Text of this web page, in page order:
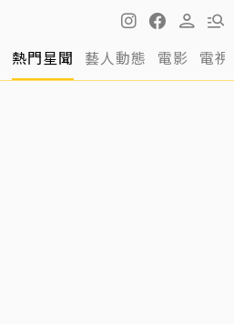
熱門星聞 藝人動態 電影 電視